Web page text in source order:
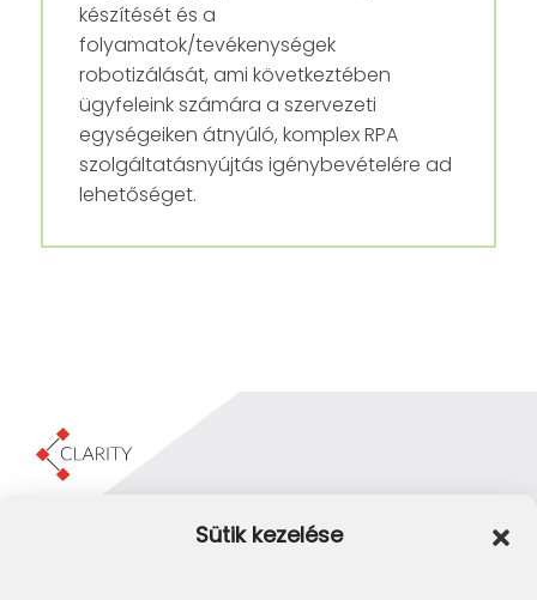
Sütik kezelése
készítését és a
folyamatok/tevékenységek
robotizálását, ami következtében
ügyfeleink számára a szervezeti
egységeiken átnyúló, komplex RPA
szolgáltatásnyújtás igénybevételére ad
lehetőséget.
Clarity Consulting Kft.
1145 Budapest, Erzsébet Királyné útja 29/b.